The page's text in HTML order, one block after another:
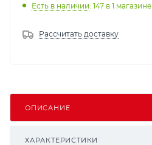
Есть в наличии: 147 в 1 магазине
Рассчитать доставку
ОПИСАНИЕ
ХАРАКТЕРИСТИКИ